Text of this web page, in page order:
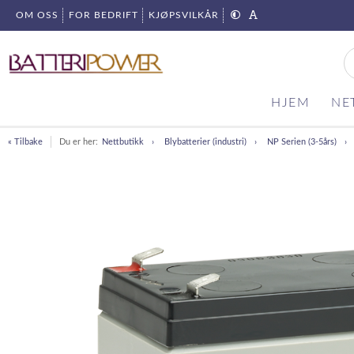
OM OSS FOR BEDRIFT KJØPSVILKÅR
HJEM
« Tilbake Du er her: Nettbutikk Blybatterier (industri) NP Serien (3-5års)